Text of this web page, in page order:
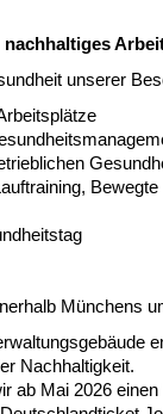
unserer
Bewegte
Münchens
Nachhaltigkeit.
ab Mai 2026